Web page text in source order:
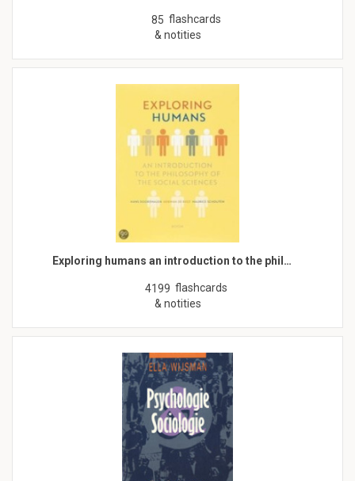
85 flashcards
& notities
Exploring humans an introduction to the phil…
4199 flashcards
& notities